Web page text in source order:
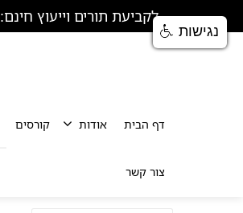
לקביעת תורים וייעוץ חינם: 04-6407757
דף הבית אודות קורסים
צור קשר
נגישות